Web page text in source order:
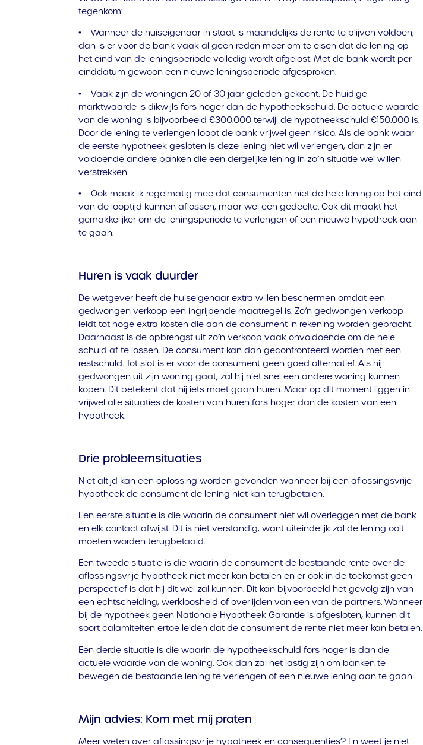
tegenkom:
• Wanneer de huiseigenaar in staat is maandelijks de rente te blijven voldoen,
dan is er voor de bank vaak al geen reden meer om te eisen dat de lening op
het eind van de leningsperiode volledig wordt afgelost. Met de bank wordt per
einddatum gewoon een nieuwe leningsperiode afgesproken.
• Vaak zijn de woningen 20 of 30 jaar geleden gekocht. De huidige
marktwaarde is dikwijls fors hoger dan de hypotheekschuld. De actuele waarde
van de woning is bijvoorbeeld €300.000 terwijl de hypotheekschuld €150.000 is.
Door de lening te verlengen loopt de bank vrijwel geen risico. Als de bank waar
de eerste hypotheek gesloten is deze lening niet wil verlengen, dan zijn er
voldoende andere banken die een dergelijke lening in zo’n situatie wel willen
verstrekken.
• Ook maak ik regelmatig mee dat consumenten niet de hele lening op het eind
van de looptijd kunnen aflossen, maar wel een gedeelte. Ook dit maakt het
gemakkelijker om de leningsperiode te verlengen of een nieuwe hypotheek aan
te gaan.
Huren is vaak duurder
De wetgever heeft de huiseigenaar extra willen beschermen omdat een
gedwongen verkoop een ingrijpende maatregel is. Zo’n gedwongen verkoop
leidt tot hoge extra kosten die aan de consument in rekening worden gebracht.
Daarnaast is de opbrengst uit zo’n verkoop vaak onvoldoende om de hele
schuld af te lossen. De consument kan dan geconfronteerd worden met een
restschuld. Tot slot is er voor de consument geen goed alternatief. Als hij
gedwongen uit zijn woning gaat, zal hij niet snel een andere woning kunnen
kopen. Dit betekent dat hij iets moet gaan huren. Maar op dit moment liggen in
vrijwel alle situaties de kosten van huren fors hoger dan de kosten van een
hypotheek.
Drie probleemsituaties
Niet altijd kan een oplossing worden gevonden wanneer bij een aflossingsvrije
hypotheek de consument de lening niet kan terugbetalen.
Een eerste situatie is die waarin de consument niet wil overleggen met de bank
en elk contact afwijst. Dit is niet verstandig, want uiteindelijk zal de lening ooit
moeten worden terugbetaald.
Een tweede situatie is die waarin de consument de bestaande rente over de
aflossingsvrije hypotheek niet meer kan betalen en er ook in de toekomst geen
perspectief is dat hij dit wel zal kunnen. Dit kan bijvoorbeeld het gevolg zijn van
een echtscheiding, werkloosheid of overlijden van een van de partners. Wanneer
bij de hypotheek geen Nationale Hypotheek Garantie is afgesloten, kunnen dit
soort calamiteiten ertoe leiden dat de consument de rente niet meer kan betalen.
Een derde situatie is die waarin de hypotheekschuld fors hoger is dan de
actuele waarde van de woning. Ook dan zal het lastig zijn om banken te
bewegen de bestaande lening te verlengen of een nieuwe lening aan te gaan.
Mijn advies: Kom met mij praten
Meer weten over aflossingsvrije hypotheek en consequenties? En weet je niet